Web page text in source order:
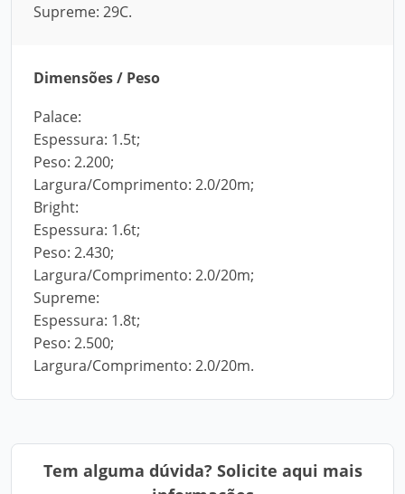
Supreme: 29C.
Dimensões / Peso
Palace:
Espessura: 1.5t;
Peso: 2.200;
Largura/Comprimento: 2.0/20m;
Bright:
Espessura: 1.6t;
Peso: 2.430;
Largura/Comprimento: 2.0/20m;
Supreme:
Espessura: 1.8t;
Peso: 2.500;
Largura/Comprimento: 2.0/20m.
Tem alguma dúvida? Solicite aqui mais